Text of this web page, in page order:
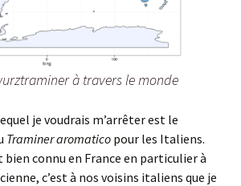
à travers le monde
je voudrais m’arrêter est le
Traminer aromatico pour les Italiens.
bien connu en France en particulier à
c’est à nos voisins italiens que je